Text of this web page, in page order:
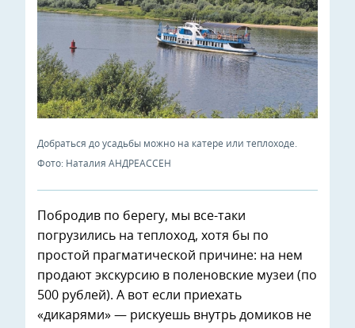
Добраться до усадьбы можно на катере или теплоходе.
Фото: Наталия АНДРЕАССЕН
Побродив по берегу, мы все-таки
погрузились на теплоход, хотя бы по
простой прагматической причине: на нем
продают экскурсию в поленовские музеи (по
500 рублей). А вот если приехать
«дикарями» — рискуешь внутрь домиков не